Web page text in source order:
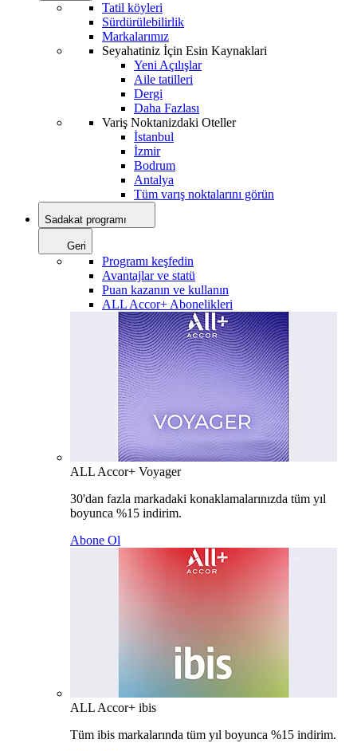
Tatil köyleri
Sürdürülebilirlik
Markalarımız
Seyahatiniz İçin Esin Kaynaklari
Yeni Açılışlar
Aile tatilleri
Dergi
Daha Fazlası
Variş Noktanizdaki Oteller
İstanbul
İzmir
Bodrum
Antalya
Tüm varış noktalarını görün
Sadakat programı
Geri
Programı keşfedin
Avantajlar ve statü
Puan kazanın ve kullanın
ALL Accor+ Abonelikleri
ALL Accor+ Voyager
30'dan fazla markadaki konaklamalarınızda tüm yıl
boyunca %15 indirim.
Abone Ol
ALL Accor+ ibis
Tüm ibis markalarında tüm yıl boyunca %15 indirim.